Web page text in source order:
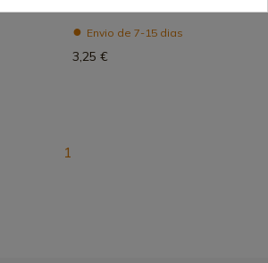
Envio de 7-15 dias
3,25 €
1